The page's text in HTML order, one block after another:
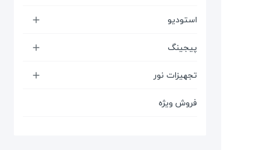
استودیو 
پیجینگ 
تجهیزات نور 
فروش ویژه